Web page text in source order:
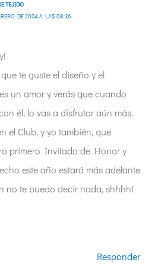
TEJIDO
DE 2024 A LAS 08:36
te guste el diseño y el
un amor y verás que cuando
él, lo vas a disfrutar aún más.
el Club, y yo también, que
primero Invitado de Honor y
este año estará más adelante
no te puedo decir nada, shhhh!
Responder